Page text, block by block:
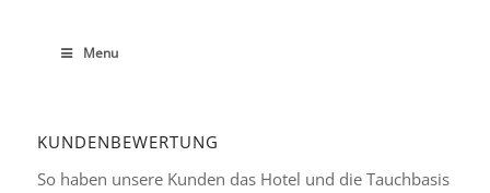
Menu
KUNDENBEWERTUNG
So haben unsere Kunden das Hotel und die Tauchbasis